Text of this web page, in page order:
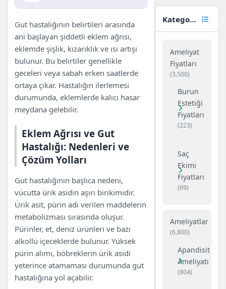
Gut Hastalığı Nedir?
Belirtilerini ve Tedavi
Yöntemlerini Keşfedin
Eklem Ağrısı ve Gut Hastalığı:
Nedenleri ve Çözüm Yolları
Gut Hastalığı: Belirtileri, Tanısı
ve Etkili Tedavi Yöntemleri
Eklem Ağrısı ile Mücadelede
Gut Hastalığı Nedir? Eklem
Ağrısı Belirtilerini Anlama
Rehberi
Belirtiler, Tedavi ve Önleme
Gut Hastalığı ve Eklem Ağrısı:
Kapsamlı Bir İnceleme
Gut Hastalığının Sebepleri
Tedavi Yöntemleri
Gut hastalığının belirtileri arasında
ani başlayan şiddetli eklem ağrısı,
eklemde şişlik, kızarıklık ve ısı artışı
bulunur. Bu belirtiler genellikle
geceleri veya sabah erken saatlerde
ortaya çıkar. Hastalığın ilerlemesi
durumunda, eklemlerde kalıcı hasar
meydana gelebilir.
Eklem Ağrısı ve Gut
Hastalığı: Nedenleri ve
Çözüm Yolları
Gut hastalığının başlıca nedeni,
vücutta ürik asidin aşırı birikimidir.
Ürik asit, pürin adı verilen maddelerin
metabolizması sırasında oluşur.
Pürinler, et, deniz ürünleri ve bazı
alkollü içeceklerde bulunur. Yüksek
pürin alımı, böbreklerin ürik asidi
yeterince atamaması durumunda gut
hastalığına yol açabilir.
Kategoriler
Ameliyat
Fiyatları
(3.500)
Burun
Estetiği
Fiyatları
(223)
Saç
Ekimi
Fiyatları
(69)
Ameliyatlar
(6.800)
Apandisit
Ameliyatı
(804)